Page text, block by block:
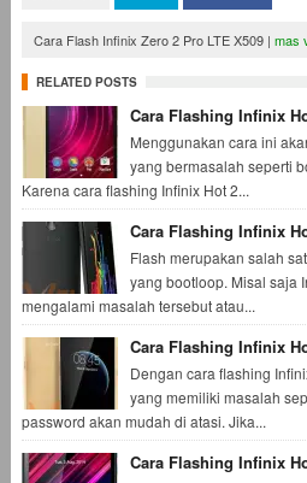
Cara Flash Infinix Zero 2 Pro LTE X509| mas
RELATED POSTS
Cara Flashing Infinix
Menggunakan cara ini
yang bermasalah seperti
Karena cara flashing Infinix Hot 2...
Cara Flashing Infinix
Flash merupakan salah
yang bootloop. Misal saja
mengalami masalah tersebut atau...
Cara Flashing Infinix
Dengan cara flashing
yang memiliki masalah
password akan mudah di atasi. Jika...
Cara Flashing Infinix